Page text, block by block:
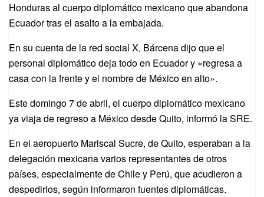
Honduras al cuerpo diplomático mexicano que abandona
Ecuador tras el asalto a la embajada.
En su cuenta de la red social X, Bárcena dijo que el
personal diplomático deja todo en Ecuador y «regresa a
casa con la frente y el nombre de México en alto».
Este domingo 7 de abril, el cuerpo diplomático mexicano
ya viaja de regreso a México desde Quito, informó la SRE.
En el aeropuerto Mariscal Sucre, de Quito, esperaban a la
delegación mexicana varios representantes de otros
países, especialmente de Chile y Perú, que acudieron a
despedirlos, según informaron fuentes diplomáticas.